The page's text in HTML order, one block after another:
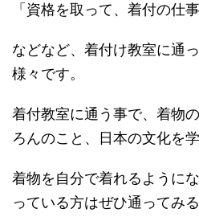
「資格を取って、着付の仕
などなど、着付け教室に通
様々です。
着付教室に通う事で、着物
ろんのこと、日本の文化を
着物を自分で着れるように
っている方はぜひ通ってみ